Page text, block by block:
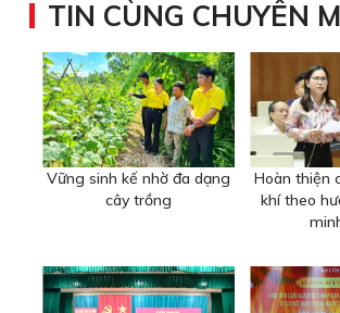
TIN CÙNG CHUYÊN
Vững sinh kế nhờ đa dạng
cây trồng
Hoàn thiện
khí theo